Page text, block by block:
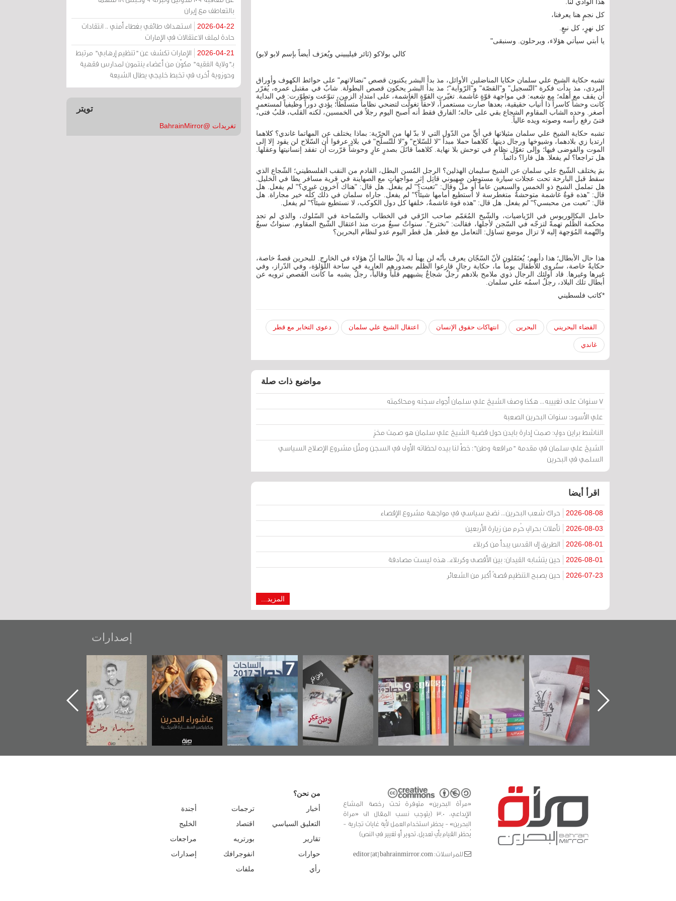
كل نجمٍ هنا يعرفنا،
كل نهرٍ، كل نبعٍ.
يا أبتي سيأتي هؤلاء، ويرحلون. وسنبقى"
كالي بولاكو (ثائر فيليبيني ويُعرَف أيضاً بإسم لابو لابو)
تشبه حكاية الشيخ علي سلمان حكايا المناضلين الأوائل، مذ بدأ البشر يكتبون قصص "نضالاتهم" على حوائط الكهوف وأوراق
البردى، مذ بدأت فكرة "التّسجيل" و"القصّة" و"الرّواية"؛ مذ بدأ البشر يحكون قصص البطولة. شابٌ في مقتبل عمره، يُقرّر
أن يقف مع أهله؛ مع شعبه: في مواجهة قوّةٍ غاشمة. تغيّرت القوّة الغاشمة، على امتداد الزمن، تنوّعت وتطوّرت: في البداية
كانت وحشاً كاسراً ذا أنياب حقيقية، بعدها صارت مستعمراً، لاحقاً تغولّت لتضحي نظاماً متسلّطاً؛ يؤدي دوراً وظيفياً لمستعمرٍ
أصغر. وحده الشاب المقاوم الشجاع بقي على حاله؛ الفارق فقط أنه أصبح اليوم رجلاً في الخمسين، لكنه القلب، قلبُ فتى،
فتىً رفع رأسه وصوته ويده عالياً.
تشبه حكاية الشيخ علي سلمان مثيلاتها في أيٍّ من الدّول التي لا بدّ لها من الحرّية: بماذا يختلف عن المهاتما غاندي؟ كلاهما
ارتديا زي بلادهما، وشيوخها ورجال دينها. كلاهما حملا مبدأ "لا للسّلاح" و"لا للتّسلّح" في بلادٍ عرفوا أن السّلاح لن يقود إلا إلى
الموت والفوضى فيها؛ وإلى تغوّل نظامٍ في توحش بلا نهاية. كلاهما قاتَلَ بصدرٍ عارٍ وحوشاً قرّرت أن تفقد إنسانيتها وعقلها.
هل تراجعا؟ لم يفعلا. هل فازا؟ دائماً.
بمَ يختلف الشّيخ علي سلمان عن الشيخ سليمان الهذلين؟ الرجل المُسن البطل، القادم من النقب الفلسطيني؛ الشّجاع الذي
سقط قبل البارحة تحت عجلات سيارة مستوطن صهيوني قاتِل إثر مواجهاتٍ مع الصهاينة في قرية مسافر يطا في الخليل.
هل تململ الشيخ ذو الخمس والسبعين عاماً أو ملَّ وقال: "تعبت؟" لم يفعل. هل قال: "هناك آخرون غيري؟" لم يفعل. هل
قال: "هذه قوةٌ غاشمة متوحشةٌ متغطرسة لا أستطيع أمامها شيئاً؟" لم يفعل. جاراه سلمان في ذلك كلّه خير مجاراة. هل
قال: "تعبت من محبسي؟" لم يفعل. هل قال: "هذه قوة غاشمةٌ، خلفها كل دول الكوكب، لا نستطيع شيئاً؟" لم يفعل.
حامل البكالوريوس في الرّياضيات، والشّيخ المُعَمّم صاحب الرّقي في الخطاب والسّماحة في السّلوك، والذي لم تجد
محكمة الظّلم تهمةً لتزجّه في السّجن لأجلها، فقالت: "نخترع". سنواتٌ سبعٌ مرت منذ اعتقال الشّيخ المقاوم. سنواتٌ سبعٌ
والتّهمة المُوَجهة إليه لا تزال موضع تساؤل: التعامل مع قطر. هل قطر اليوم عدو لنظام البحرين؟
هذا حال الأبطال؛ هذا دأبهم؛ يُعتَقَلون لأنّ السّجّان يعرف بأنّه لن يهنأ له بالٌ طالما أنّ هؤلاء في الخارج. للبحرين قصةٌ خاصة،
حكايةٌ خاصة، ستُروى للأطفال يوماً ما، حكاية رجالٍ قارعوا الظلم بصدورهم العارية في ساحة اللّؤلؤة، وفي الدّراز، وفي
غيرها وغيرها. قاد أولئك الرجال ذوي ملامح بلادهم رجلٌ شجاعٌ يشبههم قلباً وقالباً، رجلٌ يشبه ما كانت القصص ترويه عن
أبطال تلك البلاد، رجلٌ اسمُه علي سلمان.
*كاتب فلسطيني
القضاء البحريني البحرين انتهاكات حقوق الإنسان اعتقال الشيخ علي سلمان دعوى التخابر مع قطر
غاندي
مواضيع ذات صلة
7 سنوات على تغييبه... هكذا وصف الشيخ علي سلمان أجواء سجنه ومحاكمته
علي الأسود: سنوات البحرين الصعبة
الناشط براين دولي: صمت إدارة بايدن حول قضية الشيخ علي سلمان هو صمت مخزٍ
الشيخ علي سلمان في مقدمة "مرافعة وطن": خطّ لنا بيده لحظاته الأولى في السجن ومثّل مشروع الإصلاح السياسي
السلمي في البحرين
اقرأ أيضا
2026-08-08 حراك شعب البحرين... نضج سياسي في مواجهة مشروع الإقصاء
2026-08-03 تأملات بحراني حُرم من زيارة الأربعين
2026-08-01 الطريق إلى القدس يبدأ من كربلاء
2026-08-01 حين يتشابه القيدان: بين الأقصى وكربلاء.. هذه ليست مصادفة
2026-07-23 حين يصبح التنظيم قصةً أكبر من الشعائر
المزيد...
بالتعاطف مع إيران
2026-04-22
استهداف طائفي بغطاء أمني .. انتقادات
حادة لملف الاعتقالات في الإمارات
2026-04-21
الإمارات تكشف عن "تنظيم إرهابي" مرتبط
بـ"ولاية الفقيه" مكوّن من أعضاء ينتمون لمدارس فقهية
وحوزوية أخرى في تخبط خليجي يطال الشيعة
تويتر
تغريدات @BahrainMirror
إصدارات
السهلاوي في ذكراه
"حماة الباب الأخير":
الإصدار الأول عن
اعتصام الدراز
وأحداث ساحة
الفداء لمركز أوال
للدراسات والتوثيق
تصنيف موضوعي
للوثائق البريطانية
يقدمه «مركز أوال»
في سلسلة من 5
كتب
تصدر حصاد
الساحات 2019
«وطن عكر» رواية
جديدة لمعتقل
عسكري تصدر عن
«مرآة البحرين»
حصاد 2017
عاشوراء البحرين...
ويكيليكس السفارة
الأمريكية
شهداء وطن
«مرآة البحرين» متوفرة تحت رخصة المشاع
الإبداعي، 3.0 (يتوجب نسب المقال الى «مراة
البحرين» - يحظر استخدام العمل لأية غايات تجارية -
يُحظر القيام بأي تعديل، تحوير أو تغيير في النص)
للمراسلات: editor [at] bahrainmirror.com
من نحن؟
أخبار
التعليق السياسي
تقارير
حوارات
رأي
ترجمات
اقتصاد
بورتريه
انفوجرافك
ملفات
أجندة
الخليج
مراجعات
إصدارات